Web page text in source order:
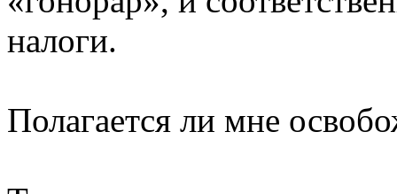
налоги.
Полагается ли мне